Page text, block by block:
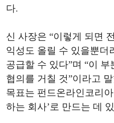
다.
신 사장은 “이렇게 되면
익성도 올릴 수 있을뿐더
공급할 수 있다”며 “이
협의를 거칠 것”이라고
목표는 펀드온라인코리
하는 회사’로 만드는 데